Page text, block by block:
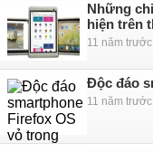
Những
hiện trên
11 năm trước
Độc đáo
11 năm trước